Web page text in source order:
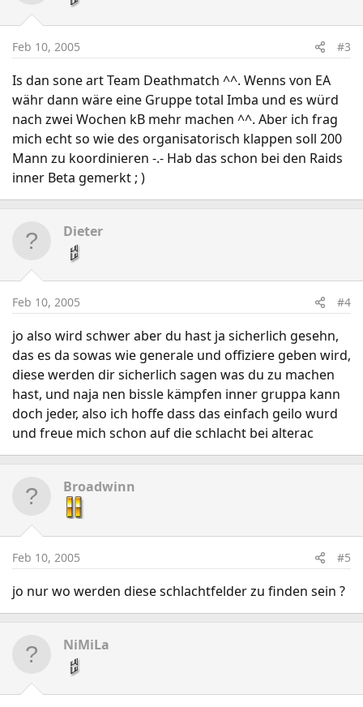
Feb 10, 2005 #3
Is dan sone art Team Deathmatch ^^. Wenns von EA
währ dann wäre eine Gruppe total Imba und es würd
nach zwei Wochen kB mehr machen ^^. Aber ich frag
mich echt so wie des organisatorisch klappen soll 200
Mann zu koordinieren -.- Hab das schon bei den Raids
inner Beta gemerkt ; )
Dieter
Feb 10, 2005 #4
jo also wird schwer aber du hast ja sicherlich gesehn,
das es da sowas wie generale und offiziere geben wird,
diese werden dir sicherlich sagen was du zu machen
hast, und naja nen bissle kämpfen inner gruppa kann
doch jeder, also ich hoffe dass das einfach geilo wurd
und freue mich schon auf die schlacht bei alterac
Broadwinn
Feb 10, 2005 #5
jo nur wo werden diese schlachtfelder zu finden sein ?
NiMiLa